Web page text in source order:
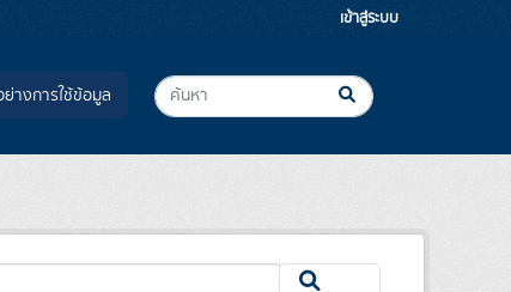
เข้าสู่ระบบ
างการใช้ข้อมูล